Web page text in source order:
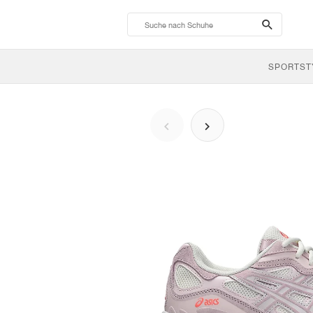
search-
btn